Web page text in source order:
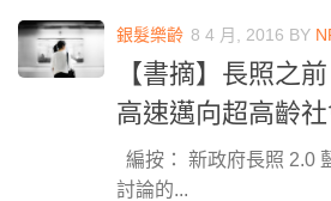
銀髮樂齡 8 4 月, 2016 BY
【書摘】長照之
高速邁向超高齡
編按： 新政府長照 2.0
討論的...